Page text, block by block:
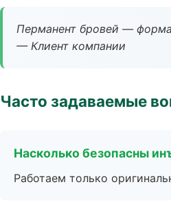
Перманент бровей —
— Клиент компании
Часто задаваемые
Насколько безопасны
Работаем только